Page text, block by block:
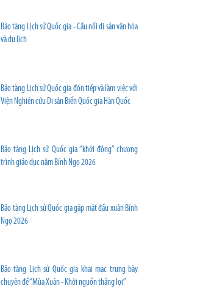
Bảo tàng Lịch sử Quốc gia - Cầu nối di sản văn hóa
và du lịch
Bảo tàng Lịch sử Quốc gia đón tiếp và làm việc với
Viện Nghiên cứu Di sản Biển Quốc gia Hàn Quốc
Bảo tàng Lịch sử Quốc gia “khởi động” chương
trình giáo dục năm Bính Ngọ 2026
Bảo tàng Lịch sử Quốc gia gặp mặt đầu xuân Bính
Ngọ 2026
Bảo tàng Lịch sử Quốc gia khai mạc trưng bày
chuyên đề “Mùa Xuân - Khởi nguồn thắng lợi”